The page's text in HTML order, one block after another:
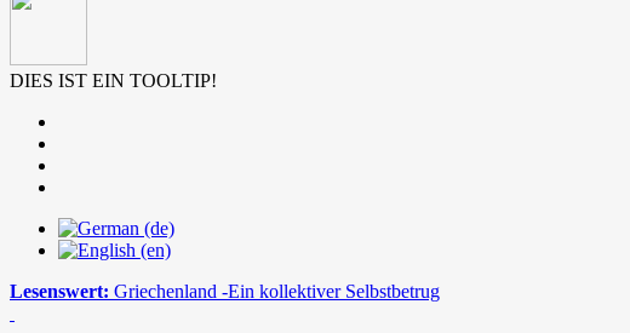
DIES IST EIN TOOLTIP!
Lesenswert: Griechenland -Ein kollektiver Selbstbetrug